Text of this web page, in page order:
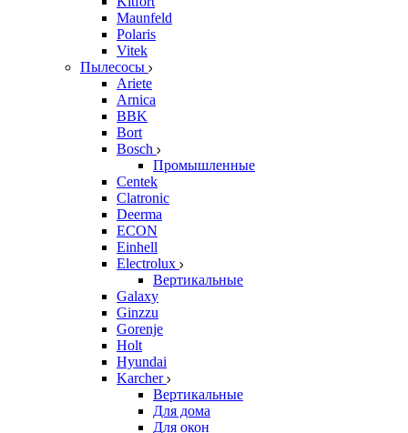
Maunfeld
Polaris
Vitek
Пылесосы
Ariete
Arnica
BBK
Bort
Bosch
Промышленные
Centek
Clatronic
Deerma
ECON
Einhell
Electrolux
Вертикальные
Galaxy
Ginzzu
Gorenje
Holt
Hyundai
Karcher
Вертикальные
Для дома
Для окон